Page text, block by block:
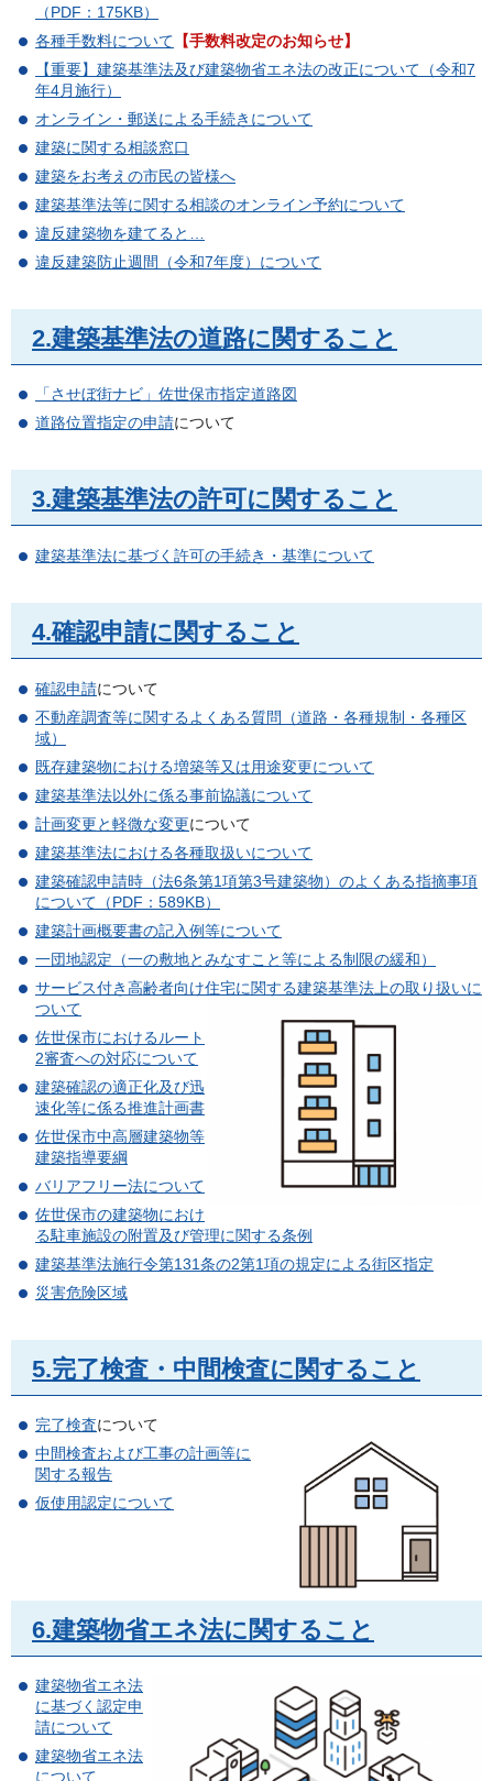
（PDF：175KB）
各種手数料について 【手数料改定のお知らせ】
【重要】建築基準法及び建築物省エネ法の改正について（令和7
年4月施行）
オンライン・郵送による手続きについて
建築に関する相談窓口
建築をお考えの市民の皆様へ
建築基準法等に関する相談のオンライン予約について
違反建築物を建てると…
違反建築防止週間（令和7年度）について
2.建築基準法の道路に関すること
「させぼ街ナビ」佐世保市指定道路図
道路位置指定の申請について
3.建築基準法の許可に関すること
建築基準法に基づく許可の手続き・基準について
4.確認申請に関すること
確認申請について
不動産調査等に関するよくある質問（道路・各種規制・各種区
域）
既存建築物における増築等又は用途変更について
建築基準法以外に係る事前協議について
計画変更と軽微な変更について
建築基準法における各種取扱いについて
建築確認申請時（法6条第1項第3号建築物）のよくある指摘事項
について（PDF：589KB）
建築計画概要書の記入例等について
一団地認定（一の敷地とみなすこと等による制限の緩和）
サービス付き高齢者向け住宅に関する建築基準法上の取り扱いに
ついて
佐世保市におけるルート
2審査への対応について
建築確認の適正化及び迅
速化等に係る推進計画書
佐世保市中高層建築物等
建築指導要綱
バリアフリー法について
佐世保市の建築物におけ
る駐車施設の附置及び管理に関する条例
建築基準法施行令第131条の2第1項の規定による街区指定
災害危険区域
5.完了検査・中間検査に関すること
完了検査について
中間検査および工事の計画等に
関する報告
仮使用認定について
6.建築物省エネ法に関すること
建築物省エネ法
に基づく認定申
請について
建築物省エネ法
について